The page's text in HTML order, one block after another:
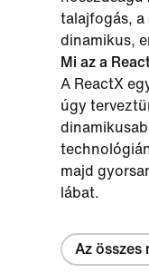
talajfogás, a
dinamikus,
Mi az a
A ReactX
úgy
majd
lábat.
Az összes